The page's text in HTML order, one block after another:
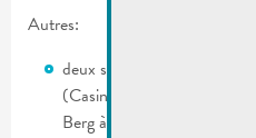
Autres:
deux splendides casinos
(Casino 2000 à Mondorf-
Berg à Nennig)